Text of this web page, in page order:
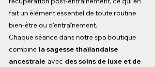
fait un élément essentiel de toute routine
bien-être ou d'entraînement.
Chaque séance dans notre spa boutique
combine la sagesse thaïlandaise
ancestrale avec des soins de luxe et de